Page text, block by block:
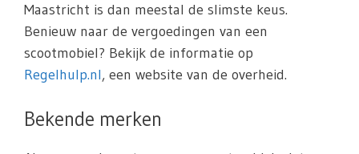
Maastricht is dan meestal de slimste keus.
Benieuw naar de vergoedingen van een
scootmobiel? Bekijk de informatie op
Regelhulp.nl, een website van de overheid.
Bekende merken